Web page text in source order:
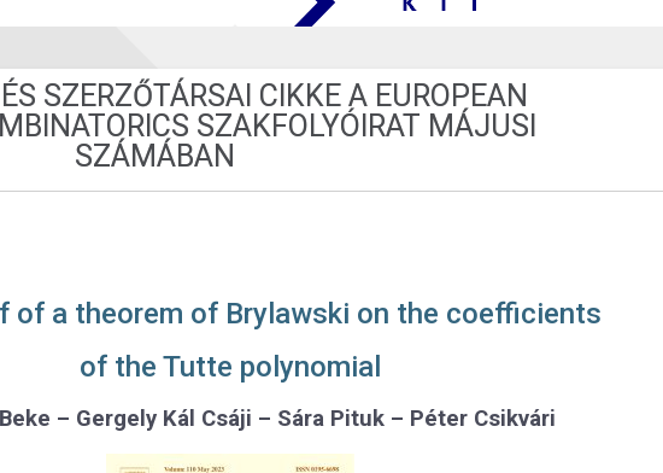
SZERZŐTÁRSAI CIKKE A EUROPEAN
SZAKFOLYÓIRAT MÁJUSI
SZÁMÁBAN
of a theorem of Brylawski on the coefficients
of the Tutte polynomial
– Gergely Kál Csáji – Sára Pituk – Péter Csikvári